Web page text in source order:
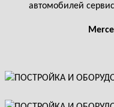
автомобилей